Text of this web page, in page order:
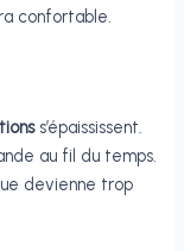
confortable.
s’épaississent.
au fil du temps.
devienne trop